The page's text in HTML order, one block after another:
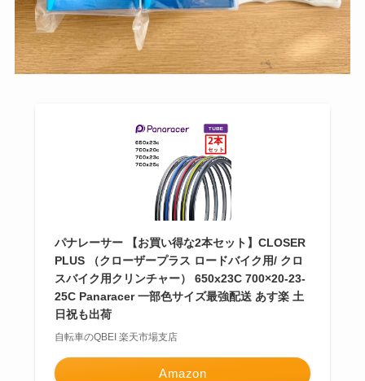
パナレーサー 【お買い得な2本セット】CLOSER
PLUS （クローザープラス ロードバイク用/ クロ
スバイク用クリンチャー） 650x23C 700×20-23-
25C Panaracer 一部色サイズ最強配送 あす楽 土
日祝も出荷
自転車のQBEI 楽天市場支店
Amazon